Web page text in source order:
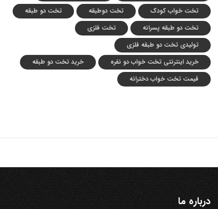
تخت خواب کودک
تخت دوطبقه
تخت دو طبقه
تخت دو طبقه پسرانه
تخت فلزی
تولیدی تخت دو طبقه فلزی
خرید اینترنتی تخت خواب دو نفره
خرید تخت دو طبقه
قیمت تخت خواب دخترانه
درباره ما